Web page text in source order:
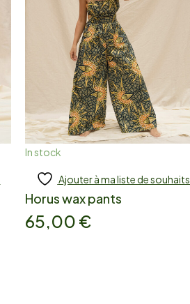
In stock
Ajouter
Ajouter à ma liste de souhaits
Horus wax pants
65,00 €